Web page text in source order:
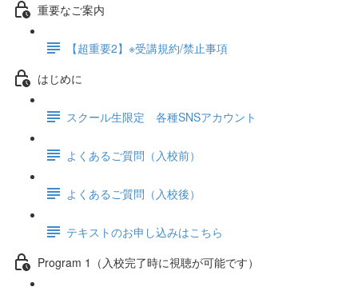
重要なご案内
【超重要2】※受講規約/禁止事項
はじめに
スクール生限定 各種SNSアカウント
よくあるご質問（入校前）
よくあるご質問（入校後）
テキストのお申し込みはこちら
Program 1（入校完了時に視聴が可能です）